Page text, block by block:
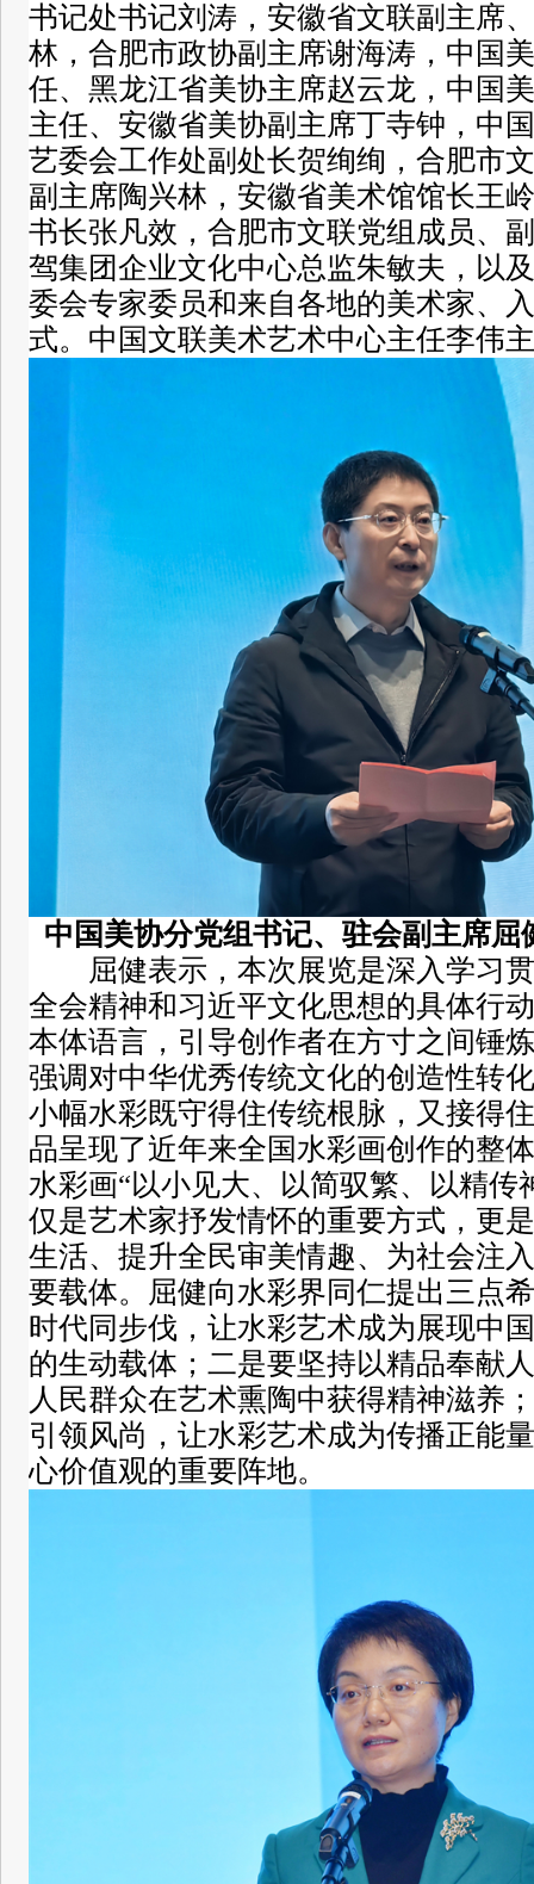
书记处书记刘涛，安徽省文联副主席
林，合肥市政协副主席谢海涛，中国
任、黑龙江省美协主席赵云龙，中国
主任、安徽省美协副主席丁寺钟，中
艺委会工作处副处长贺绚绚，合肥市
副主席陶兴林，安徽省美术馆馆长王
书长张凡效，合肥市文联党组成员、
驾集团企业文化中心总监朱敏夫，以
委会专家委员和来自各地的美术家、
式。中国文联美术艺术中心主任李伟
中国美协分党组书记、驻会副主席屈
屈健表示，本次展览是深入学习
全会精神和习近平文化思想的具体行
本体语言，引导创作者在方寸之间锤
强调对中华优秀传统文化的创造性转
小幅水彩既守得住传统根脉，又接得
品呈现了近年来全国水彩画创作的整
水彩画“以小见大、以简驭繁、以精传
仅是艺术家抒发情怀的重要方式，更
生活、提升全民审美情趣、为社会注
要载体。屈健向水彩界同仁提出三点
时代同步伐，让水彩艺术成为展现中
的生动载体；二是要坚持以精品奉献
人民群众在艺术熏陶中获得精神滋养
引领风尚，让水彩艺术成为传播正能
心价值观的重要阵地。